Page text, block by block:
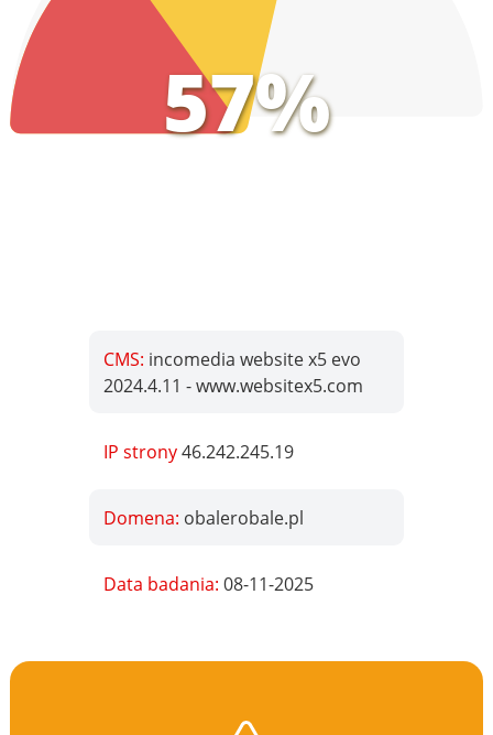
57%
CMS: incomedia website x5 evo
2024.4.11 - www.websitex5.com
IP strony46.242.245.19
Domena: obalerobale.pl
Data badania:08-11-2025